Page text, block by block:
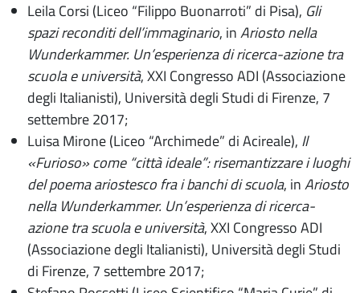
Leila Corsi (Liceo “Filippo Buonarroti” di Pisa), Gli
spazi reconditi dell’immaginario, inAriosto nella
Wunderkammer. Un’esperienza di ricerca-azione tra
scuola e università,XXI Congresso ADI (Associazione
degli Italianisti), Università degli Studi di Firenze, 7
settembre 2017;
Luisa Mirone (Liceo “Archimede” di Acireale), Il
«Furioso» come “città ideale”: risemantizzare i luoghi
del poema ariostesco fra i banchi di scuola, inAriosto
nella Wunderkammer. Un’esperienza di ricerca-
azione tra scuola e università,XXI Congresso ADI
(Associazione degli Italianisti), Università degli Studi
di Firenze, 7 settembre 2017;